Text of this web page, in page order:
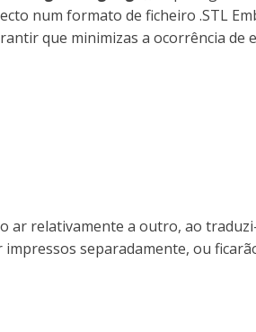
num formato de ficheiro .STL
que minimizas a ocorrência de
relativamente a outro, ao
separadamente, ou